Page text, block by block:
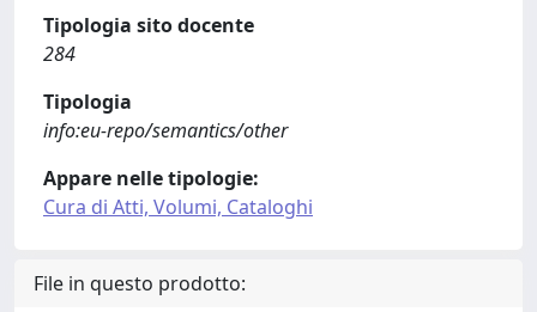
Tipologia sito docente
284
Tipologia
info:eu-repo/semantics/other
Appare nelle tipologie:
Cura di Atti, Volumi, Cataloghi
File in questo prodotto: